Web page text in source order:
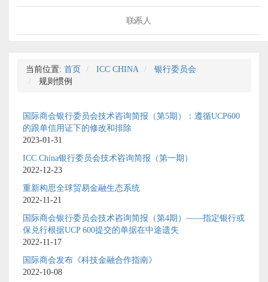
联系人
当前位置: 首页 ICC CHINA
银行委员会
规则惯例
国际商会银行委员会技术咨询简报（第5期）：遵循UCP600
的跟单信用证下的修改和排除
2023-01-31
ICC China银行委员会技术咨询简报（第一期）
2022-12-23
重新构思全球贸易金融生态系统
2022-11-21
国际商会银行委员会技术咨询简报（第4期）——指定银行或
保兑行根据UCP 600提交的单据在中途遗失
2022-11-17
国际商会发布《科技金融合作指南》
2022-10-08